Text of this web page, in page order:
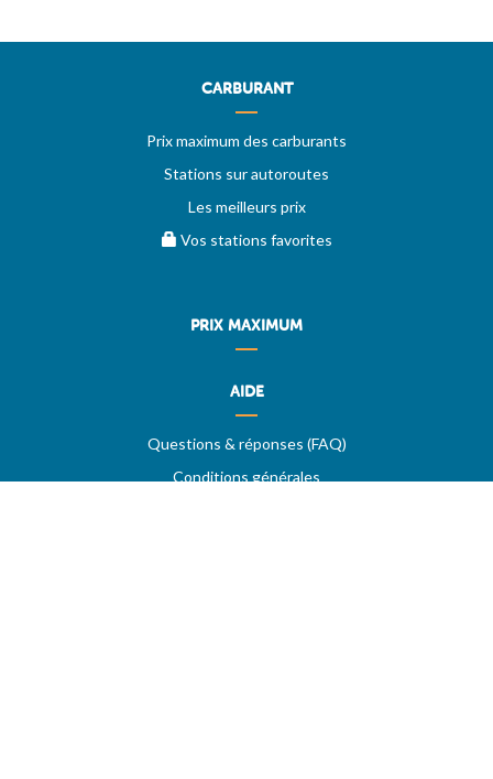
CARBURANT
Prix maximum des carburants
Stations sur autoroutes
Les meilleurs prix
Vos stations favorites
PRIX MAXIMUM
AIDE
Questions & réponses (FAQ)
Conditions générales